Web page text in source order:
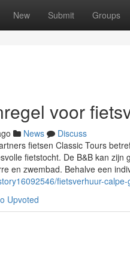
New Submit Groups
voor
News
Discuss
fietsen Classic Tours
fietstocht. De B&B kan
en zwembad. Behalve een
fietsverhuur-
Upvoted